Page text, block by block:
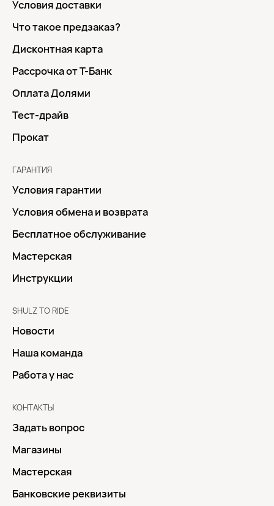
Условия доставки
Что такое предзаказ?
Дисконтная карта
Рассрочка от Т-Банк
Оплата Долями
Тест-драйв
Прокат
ГАРАНТИЯ
Условия гарантии
Условия обмена и возврата
Бесплатное обслуживание
Мастерская
Инструкции
SHULZ TO RIDE
Новости
Наша команда
Работа у нас
КОНТАКТЫ
Задать вопрос
Магазины
Мастерская
Банковские реквизиты